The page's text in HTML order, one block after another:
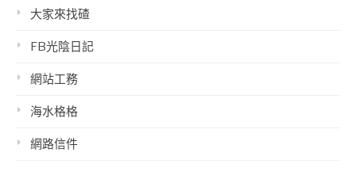
大家來找碴
FB光陰日記
網站工務
海水格格
網路信件